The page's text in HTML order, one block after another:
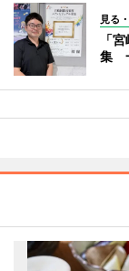
見る
「
集